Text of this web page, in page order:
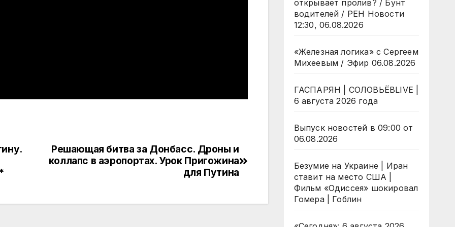
Решающая битва за Донбасс. Дроны и
коллапс в аэропортах. Урок Пригожина
для Путина
открывает пролив? / Бунт
водителей / РЕН Новости
12:30, 06.08.2026
«Железная логика» с Сергеем
Михеевым / Эфир 06.08.2026
ГАСПАРЯН | СОЛОВЬЁВLIVE |
6 августа 2026 года
Выпуск новостей в 09:00 от
06.08.2026
Безумие на Украине | Иран
ставит на место США |
Фильм «Одиссея» шокировал
Гомера | Гоблин